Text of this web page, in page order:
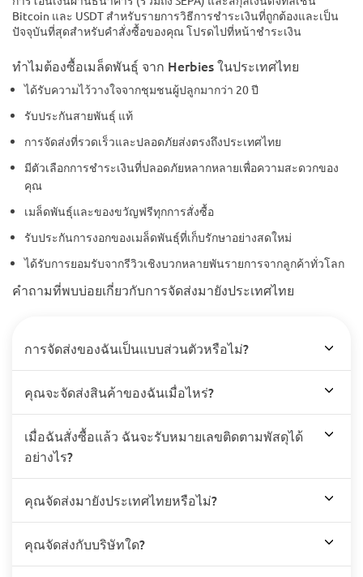
Bitcoin และ USDT สำหรับรายการวิธีการชำระเงินที่ถูกต้องและเป็น
ปัจจุบันที่สุดสำหรับคำสั่งซื้อของคุณ โปรดไปที่หน้าชำระเงิน
ทำไมต้องซื้อเมล็ดพันธุ์ จาก Herbies ในประเทศไทย
ได้รับความไว้วางใจจากชุมชนผู้ปลูกมากว่า 20 ปี
รับประกันสายพันธุ์ แท้
การจัดส่งที่รวดเร็วและปลอดภัยส่งตรงถึงประเทศไทย
มีตัวเลือกการชำระเงินที่ปลอดภัยหลากหลายเพื่อความสะดวกของ
คุณ
เมล็ดพันธุ์และของขวัญฟรีทุกการสั่งซื้อ
รับประกันการงอกของเมล็ดพันธุ์ที่เก็บรักษาอย่างสดใหม่
ได้รับการยอมรับจากรีวิวเชิงบวกหลายพันรายการจากลูกค้าทั่วโลก
คำถามที่พบบ่อยเกี่ยวกับการจัดส่งมายังประเทศไทย
การจัดส่งของฉันเป็นแบบส่วนตัวหรือไม่?
คุณจะจัดส่งสินค้าของฉันเมื่อไหร่?
เมื่อฉันสั่งซื้อแล้ว ฉันจะรับหมายเลขติดตามพัสดุได้
อย่างไร?
คุณจัดส่งมายังประเทศไทยหรือไม่?
คุณจัดส่งกับบริษัทใด?